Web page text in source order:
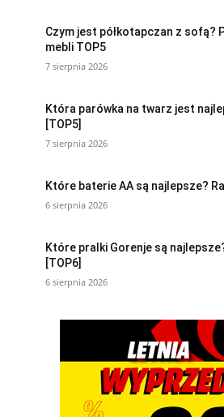
Czym jest półkotapczan z sofą?
mebli TOP5
7 sierpnia 2026
Która parówka na twarz jest
[TOP5]
7 sierpnia 2026
Które baterie AA są najlepsze?
6 sierpnia 2026
Które pralki Gorenje są
[TOP6]
6 sierpnia 2026